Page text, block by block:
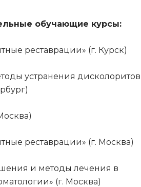
обучающие курсы:
реставрации» (г. Курск)
устранения дисколоритов
реставрации» (г. Москва)
и методы лечения в
(г. Москва)